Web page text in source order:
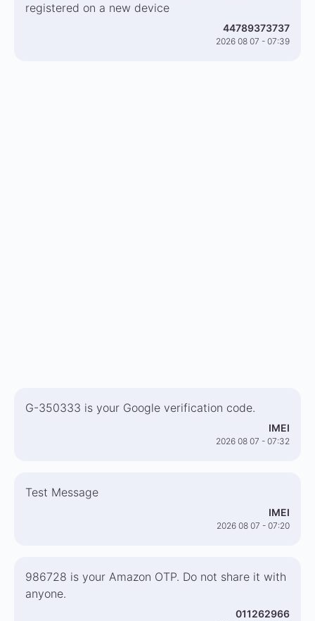
registered on a new device
44789373737
2026 08 07 - 07:39
G-350333 is your Google verification code.
IMEI
2026 08 07 - 07:32
Test Message
IMEI
2026 08 07 - 07:20
986728 is your Amazon OTP. Do not share it with
anyone.
011262966